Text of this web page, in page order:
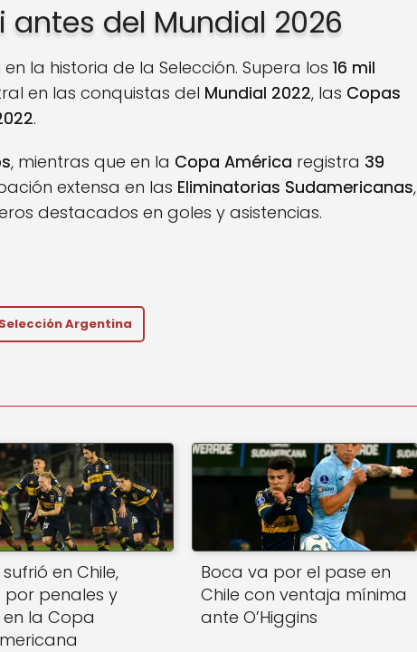
antes del Mundial 2026
la historia de la Selección. Supera los 16 mil
en las conquistas del Mundial 2022, las Copas
.
, mientras que en la Copa América registra 39
extensa en las Eliminatorias Sudamericanas,
destacados en goles y asistencias.
Selección Argentina
en Chile,
penales y
en la Copa
Boca va por el pase en
Chile con ventaja mínima
ante O’Higgins